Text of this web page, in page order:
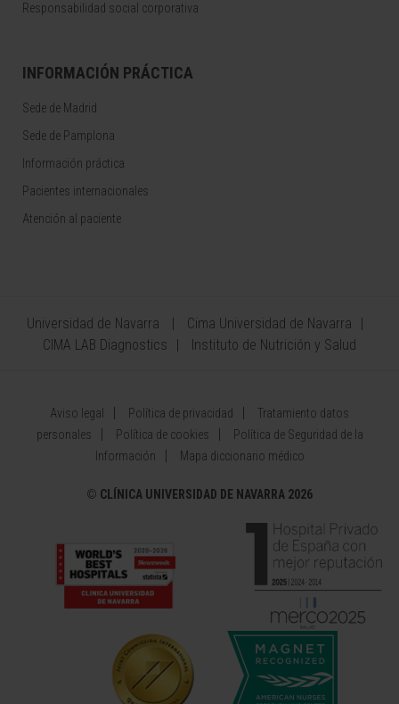
Responsabilidad social corporativa
INFORMACIÓN PRÁCTICA
Sede de Madrid
Sede de Pamplona
Información práctica
Pacientes internacionales
Atención al paciente
Universidad de Navarra
Cima Universidad de Navarra
CIMA LAB Diagnostics
Instituto de Nutrición y Salud
Aviso legal Política de privacidad
Tratamiento datos
personales
Política de cookies
Política de Seguridad de la
Información
Mapa diccionario médico
© CLÍNICA UNIVERSIDAD DE NAVARRA 2026